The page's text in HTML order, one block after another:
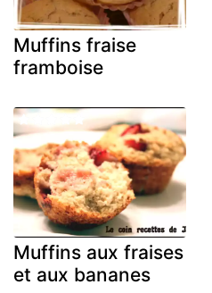
Muffins fraise
framboise
Muffins aux fraises
et aux bananes